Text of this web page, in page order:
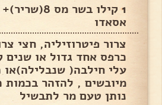
אסאדו
צרור פיטרוזיליה, חצי
כרפס אחד גדול או
עלי חילבה( שנבלילה)או
מיובשים , להזהר בכמות
נותן טעם מר לתבשיל